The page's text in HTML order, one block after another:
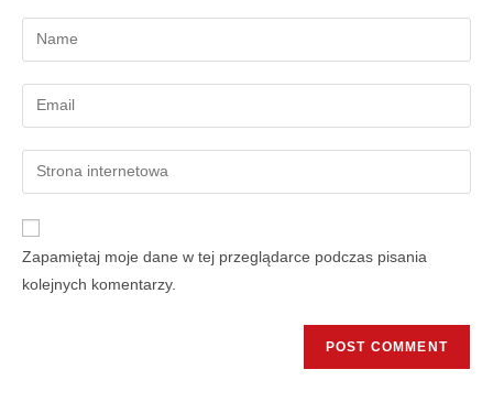
Zapamiętaj moje dane w tej przeglądarce podczas pisania
kolejnych komentarzy.